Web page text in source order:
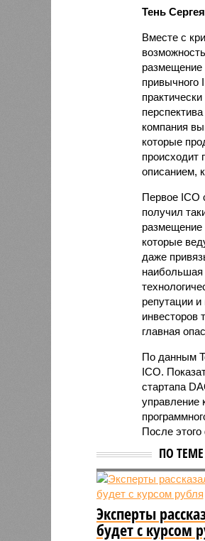
Тень
Вместе с
размещение
привычного
компания
которые
происходит
описанием,
Первое ICO
получил
размещение
которые
даже
наибольшая
репутации
инвесторов
главная
По данным
ICO.
стартапа
управление
После
ПО ТЕМЕ
Эксперты
будет с курсом